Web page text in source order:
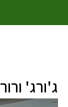
ג'ורג' ורור